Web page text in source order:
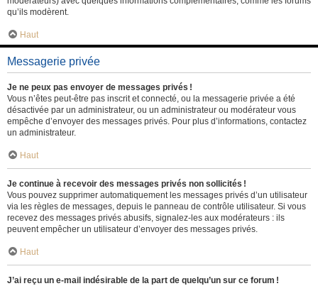
qu’ils modèrent.
Haut
Messagerie privée
Je ne peux pas envoyer de messages privés !
Vous n’êtes peut-être pas inscrit et connecté, ou la messagerie privée a été
désactivée par un administrateur, ou un administrateur ou modérateur vous
empêche d’envoyer des messages privés. Pour plus d’informations, contactez
un administrateur.
Haut
Je continue à recevoir des messages privés non sollicités !
Vous pouvez supprimer automatiquement les messages privés d’un utilisateur
via les règles de messages, depuis le panneau de contrôle utilisateur. Si vous
recevez des messages privés abusifs, signalez-les aux modérateurs : ils
peuvent empêcher un utilisateur d’envoyer des messages privés.
Haut
J’ai reçu un e-mail indésirable de la part de quelqu’un sur ce forum !